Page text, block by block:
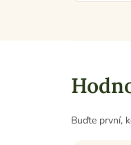
Buďte první,